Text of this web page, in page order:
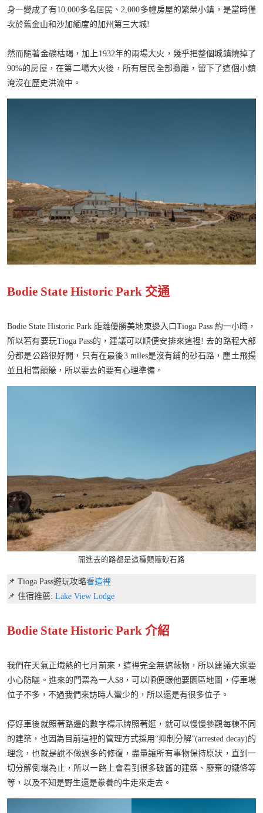
身一變成了有10,000多名居民、2,000多幢房屋的繁榮小鎮，是當時僅
次於舊金山和沙加緬度的加州第三大城!
然而隨著金礦枯竭，加上1932年的兩場大火，幾乎把整個城鎮燒掉了
90%的房屋，在第二場大火後，所有居民全部撤離，留下了這個小鎮
淹沒在歷史洪流中。
Bodie State Historic Park 交通
Bodie State Historic Park 距離優勝美地東邊入口Tioga Pass 約一小時，
所以若有要玩Tioga Pass的，建議可以順便安排來這裡! 去的路程大部
分都是公路很好開，只有在最後3 miles是沒有鋪的砂石路，塵土飛揚
並且相當顛簸，所以要去的要有心理準備。
開進去的路都是這種顛簸砂石路
📌 Tioga Pass遊玩攻略看這裡
📌 住宿推薦: Lake View Lodge
Bodie State Historic Park 介紹
我們在天氣正熾熱的七月前來，這裡完全無遮蔽物，所以建議大家要
小心防曬。進來的門票為一人$8，可以順便跟他要園區地圖，停車場
位子不多，不過我們來訪時人蠻少的，所以還是有很多位子。
停好車後就照著路邊的數字標示牌照著逛，就可以慢慢參觀每棟不同
的建築，也因為目前這裡的管理方式採用“抑制分解”(arrested decay)的
理念，也就是說不做過多的修復，盡量讓所有事物保持原狀，直到一
切分解倒塌為止，所以一路上會看到很多破舊的建築、廢棄的鐵條等
等，以及不知是野生還是豢養的牛走來走去。